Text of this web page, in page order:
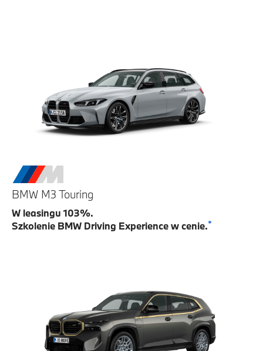
BMW M3 Touring
W leasingu 103%.
Szkolenie BMW Driving Experience w cenie.*